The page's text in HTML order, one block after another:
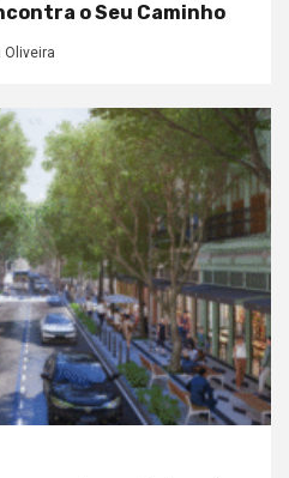
o Seu Caminho
Oliveira